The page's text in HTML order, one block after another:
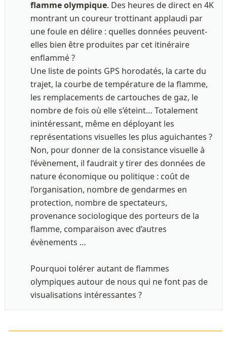
flamme olympique. Des heures de direct en 4K
montrant un coureur trottinant applaudi par
une foule en délire : quelles données peuvent-
elles bien être produites par cet itinéraire
enflammé ?
Une liste de points GPS horodatés, la carte du
trajet, la courbe de température de la flamme,
les remplacements de cartouches de gaz, le
nombre de fois où elle s’éteint… Totalement
inintéressant, même en déployant les
représentations visuelles les plus aguichantes ?
Non, pour donner de la consistance visuelle à
l’évènement, il faudrait y tirer des données de
nature économique ou politique : coût de
l’organisation, nombre de gendarmes en
protection, nombre de spectateurs,
provenance sociologique des porteurs de la
flamme, comparaison avec d’autres
évènements …
Pourquoi tolérer autant de flammes
olympiques autour de nous qui ne font pas de
visualisations intéressantes ?